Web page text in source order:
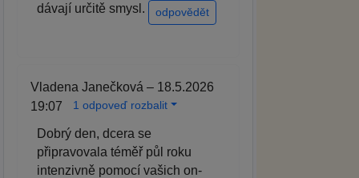
dávají určitě smysl.
odpovědět
Vladena Janečková – 18.5.2026
19:07
1 odpoveď rozbalit
Dobrý den, dcera se
připravovala téměř půl roku
intenzivně pomocí vašich on-